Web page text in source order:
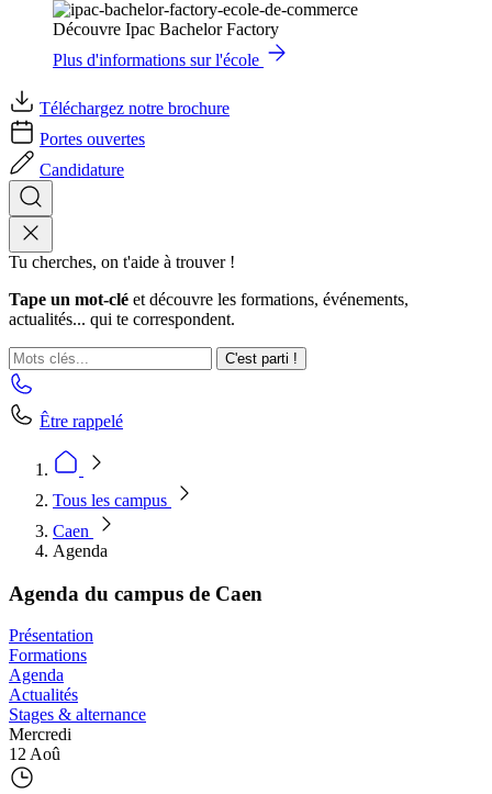
Découvre Ipac Bachelor Factory
Plus d'informations sur l'école
Téléchargez notre brochure
Portes ouvertes
Candidature
Tu cherches, on t'aide à trouver !
Tape un mot-clé et découvre les formations, événements,
actualités... qui te correspondent.
C'est parti !
Être rappelé
Tous les campus
Caen
Agenda
Agenda du campus de Caen
Présentation
Formations
Agenda
Actualités
Stages & alternance
Mercredi
12 Aoû